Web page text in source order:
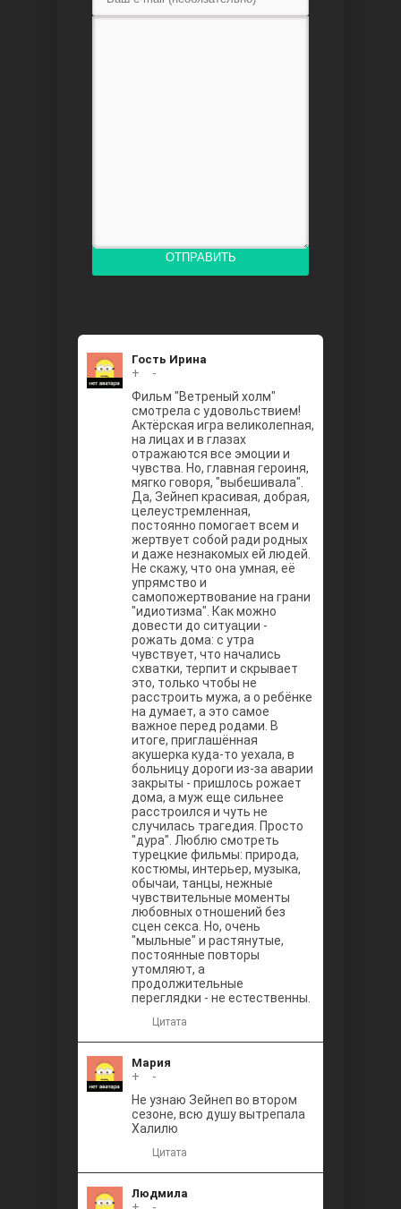
Между
Ветреный
ОТПРАВИТЬ
Гость Ирина
+
-
Фильм "Ветреный холм"
смотрела с удовольствием!
Актёрская игра великолепная,
на лицах и в глазах
отражаются все эмоции и
чувства. Но, главная героиня,
мягко говоря, "выбешивала".
Да, Зейнеп красивая, добрая,
целеустремленная,
постоянно помогает всем и
жертвует собой ради родных
и даже незнакомых ей людей.
Не скажу, что она умная, её
упрямство и
самопожертвование на грани
"идиотизма". Как можно
довести до ситуации -
рожать дома: с утра
чувствует, что начались
схватки, терпит и скрывает
это, только чтобы не
расстроить мужа, а о ребёнке
на думает, а это самое
важное перед родами. В
итоге, приглашённая
акушерка куда-то уехала, в
больницу дороги из-за аварии
закрыты - пришлось рожает
дома, а муж еще сильнее
расстроился и чуть не
случилась трагедия. Просто
"дура". Люблю смотреть
турецкие фильмы: природа,
костюмы, интерьер, музыка,
обычаи, танцы, нежные
чувствительные моменты
любовных отношений без
сцен секса. Но, очень
"мыльные" и растянутые,
постоянные повторы
утомляют, а
продолжительные
переглядки - не естественны.
Цитата
Мария
+
-
Не узнаю Зейнеп во втором
сезоне, всю душу вытрепала
Халилю
Цитата
Людмила